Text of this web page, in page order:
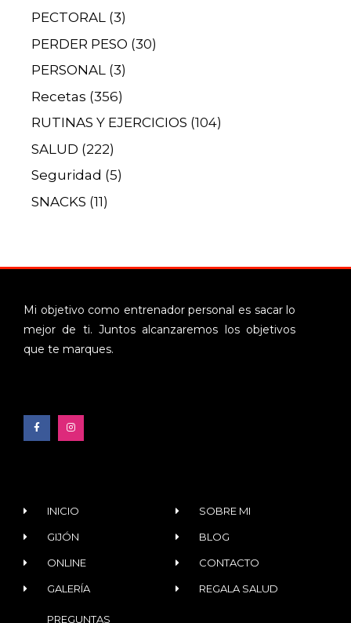
PECTORAL (3)
PERDER PESO (30)
PERSONAL (3)
Recetas (356)
RUTINAS Y EJERCICIOS (104)
SALUD (222)
Seguridad (5)
SNACKS (11)
Mi objetivo como entrenador personal es sacar lo
mejor de ti. Juntos alcanzaremos los objetivos
que te marques.
INICIO
GIJÓN
ONLINE
GALERÍA
PREGUNTAS
SOBRE MI
BLOG
CONTACTO
REGALA SALUD